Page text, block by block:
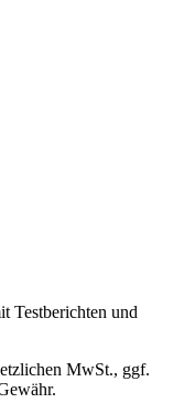
Testberichten und
MwSt., ggf.